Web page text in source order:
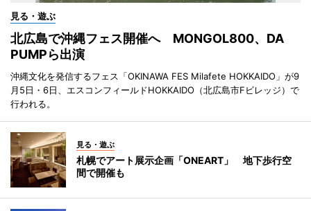
見る・遊ぶ
北広島で沖縄フェス開催へ MONGOL800、DA
PUMPら出演
沖縄文化を発信するフェス「OKINAWA FES Milafete HOKKAIDO」が9
月5日・6日、エスコンフィールドHOKKAIDO（北広島市Fビレッジ）で
行われる。
見る・遊ぶ
札幌でアート展示企画「ONEART」 地下歩行空
間で開催も